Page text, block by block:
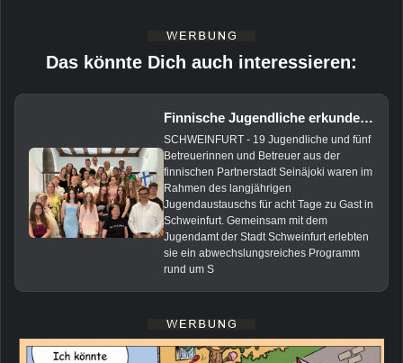
Das könnte Dich auch interessieren:
Finnische Jugendliche erkunden Schweinfurt beim Städtepartnerschafts-Austausch
SCHWEINFURT - 19 Jugendliche und fünf
Betreuerinnen und Betreuer aus der
finnischen Partnerstadt Seinäjoki waren im
Rahmen des langjährigen
Jugendaustauschs für acht Tage zu Gast in
Schweinfurt. Gemeinsam mit dem
Jugendamt der Stadt Schweinfurt erlebten
sie ein abwechslungsreiches Programm
rund um S